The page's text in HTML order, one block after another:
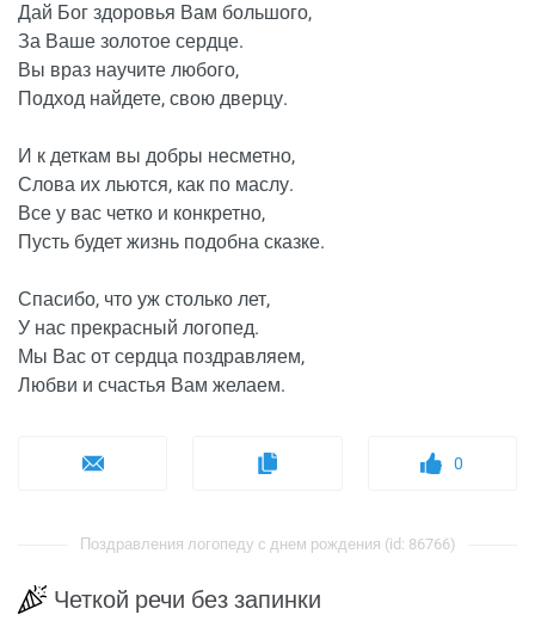
Дай Бог здоровья Вам большого,
За Ваше золотое сердце.
Вы враз научите любого,
Подход найдете, свою дверцу.
И к деткам вы добры несметно,
Слова их льются, как по маслу.
Все у вас четко и конкретно,
Пусть будет жизнь подобна сказке.
Спасибо, что уж столько лет,
У нас прекрасный логопед.
Мы Вас от сердца поздравляем,
Любви и счастья Вам желаем.
0
Поздравления логопеду с днем рождения (id: 86766)
Четкой речи без запинки